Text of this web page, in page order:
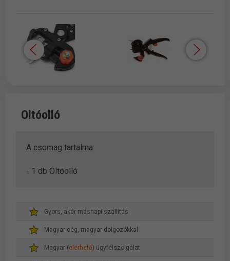
Oltóolló
A csomag tartalma:
- 1 db Oltóolló
Gyors, akár másnapi szállítás
Magyar cég, magyar dolgozókkal
Magyar (elérhető) ügyfélszolgálat